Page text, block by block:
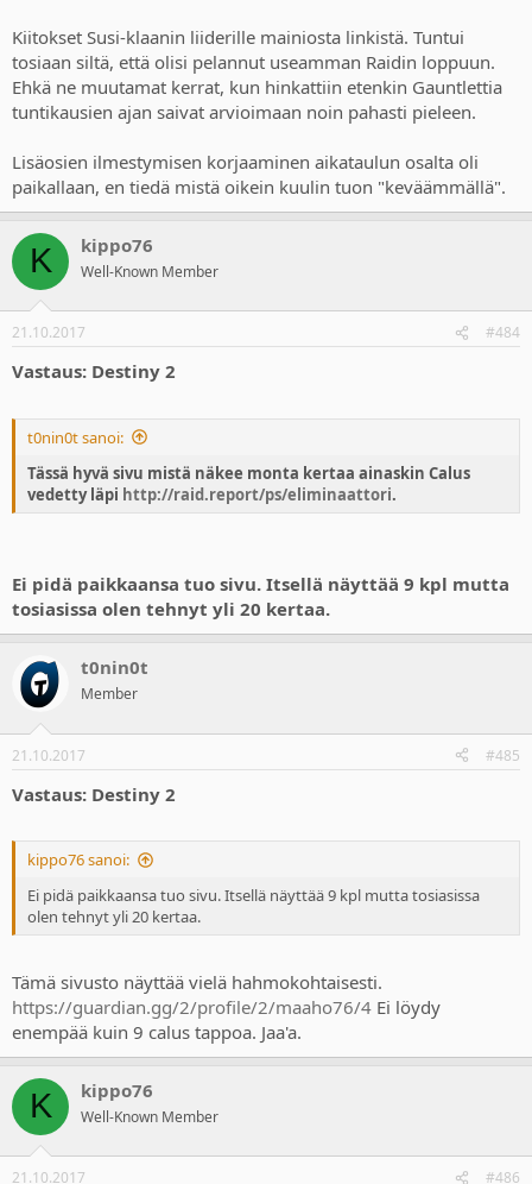
Kiitokset Susi-klaanin liiderille mainiosta linkistä. Tuntui
tosiaan siltä, että olisi pelannut useamman Raidin loppuun.
Ehkä ne muutamat kerrat, kun hinkattiin etenkin Gauntlettia
tuntikausien ajan saivat arvioimaan noin pahasti pieleen.
Lisäosien ilmestymisen korjaaminen aikataulun osalta oli
paikallaan, en tiedä mistä oikein kuulin tuon "keväämmällä".
K kippo76
Well-Known Member
21.10.2017 #484
Vastaus: Destiny 2
t0nin0t sanoi:
Tässä hyvä sivu mistä näkee monta kertaa ainaskin Calus
vedetty läpi http://raid.report/ps/eliminaattori.
Ei pidä paikkaansa tuo sivu. Itsellä näyttää 9 kpl mutta
tosiasissa olen tehnyt yli 20 kertaa.
t0nin0t
Member
21.10.2017 #485
Vastaus: Destiny 2
kippo76 sanoi:
Ei pidä paikkaansa tuo sivu. Itsellä näyttää 9 kpl mutta tosiasissa
olen tehnyt yli 20 kertaa.
Tämä sivusto näyttää vielä hahmokohtaisesti.
https://guardian.gg/2/profile/2/maaho76/4 Ei löydy
enempää kuin 9 calus tappoa. Jaa'a.
K kippo76
Well-Known Member
21.10.2017 #486